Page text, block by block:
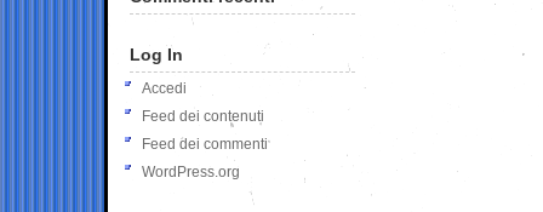
Log In
Accedi
Feed dei contenuti
Feed dei commenti
WordPress.org